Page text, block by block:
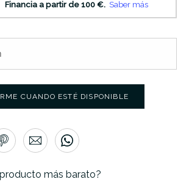
CUANDO ESTÉ DISPONIBLE
más barato?